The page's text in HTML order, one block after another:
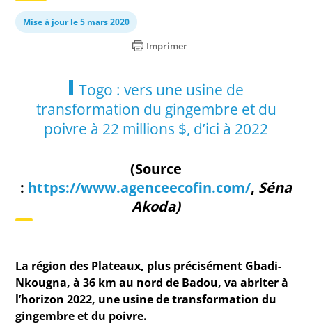
Mise à jour le 5 mars 2020
Imprimer
Togo : vers une usine de
transformation du gingembre et du
poivre à 22 millions $, d’ici à 2022
(Source
: https://www.agenceecofin.com/, Séna
Akoda)
La région des Plateaux, plus précisément Gbadi-
Nkougna, à 36 km au nord de Badou, va abriter à
l’horizon 2022, une usine de transformation du
gingembre et du poivre.